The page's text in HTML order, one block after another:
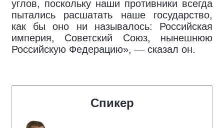
углов, поскольку наши противники всегда
пытались расшатать наше государство,
как бы оно ни называлось: Российская
империя, Советский Союз, нынешнюю
Российскую Федерацию», — сказал он.
Спикер